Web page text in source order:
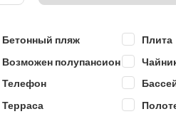
Бетонный пляж
Плита
Возможен полупансион
Телефон
Терраса